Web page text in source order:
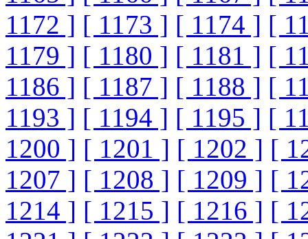
1172 ] [ 1173 ] [ 1174 ] [
1179 ] [ 1180 ] [ 1181 ] [
1186 ] [ 1187 ] [ 1188 ] [
1193 ] [ 1194 ] [ 1195 ] [
1200 ] [ 1201 ] [ 1202 ] [
1207 ] [ 1208 ] [ 1209 ] [
1214 ] [ 1215 ] [ 1216 ] [